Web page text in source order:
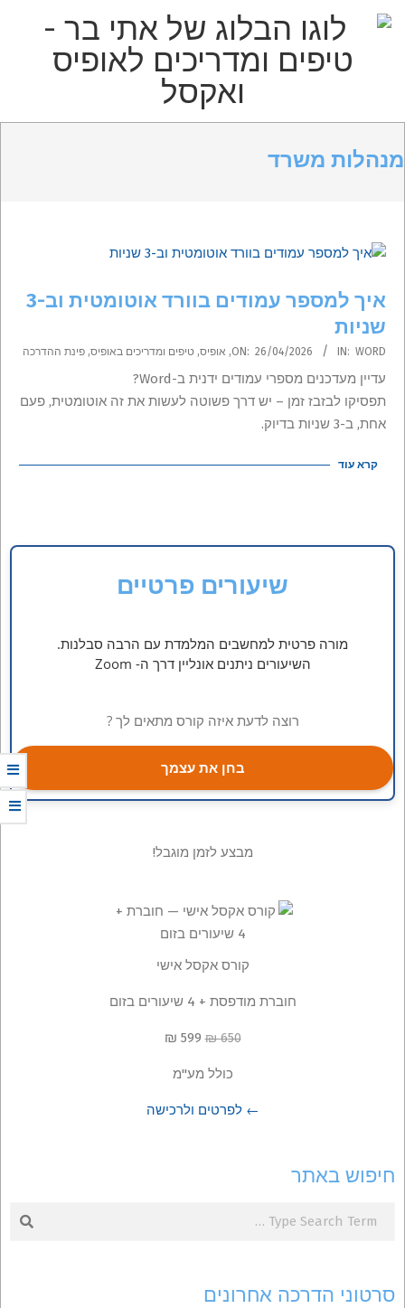
הבלוג
של
–
טיפים
ומדריכים
לאופיס
Navigation
Navigation
מנהלות משרד
איך למספר עמודים בוורד אוטומטית וב-3
שניות
2026-
04-
26
ON: 26/04/2026 IN: WORD
, אופיס, טיפים ומדריכים באופיס, פינת ההדרכה
עדיין מעדכנים מספרי עמודים ידנית ב-Word?
תפסיקו לבזבז זמן – יש דרך פשוטה לעשות את זה אוטומטית, פעם
אחת, ב-3 שניות בדיוק.
קרא עוד
שיעורים פרטיים
מורה פרטית למחשבים המלמדת עם הרבה סבלנות.
השיעורים ניתנים אונליין דרך ה- Zoom
רוצה לדעת איזה קורס מתאים לך ?
בחן את עצמך
מבצע לזמן מוגבל!
קורס אקסל אישי
חוברת מודפסת + 4 שיעורים בזום
650 ₪
599 ₪
כולל מע"מ
← לפרטים ולרכישה
חיפוש באתר
סרטוני הדרכה אחרונים